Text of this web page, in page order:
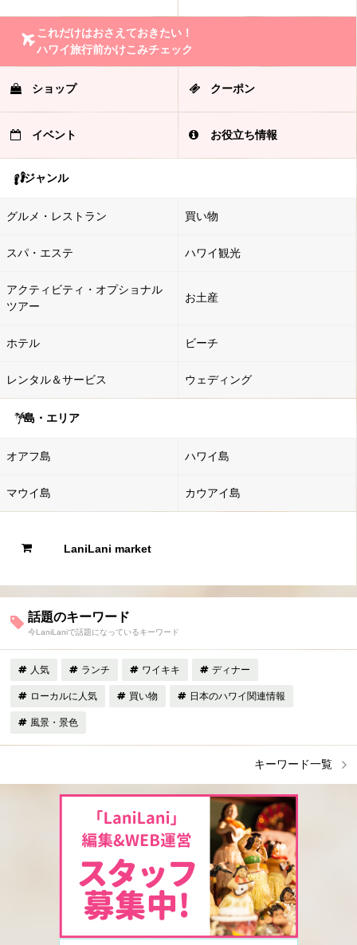
これだけはおさえておきたい！
ハワイ旅行前かけこみチェック
ショップ クーポン
イベント お役立ち情報
ジャンル
グルメ・レストラン 買い物
スパ・エステ ハワイ観光
アクティビティ・オプショナル
ツアー
お土産
ホテル ビーチ
レンタル＆サービス ウェディング
島・エリア
オアフ島 ハワイ島
マウイ島 カウアイ島
LaniLani market
話題のキーワード
今LaniLaniで話題になっているキーワード
人気 ランチ ワイキキ ディナー
ローカルに人気 買い物 日本のハワイ関連情報
風景・景色
キーワード一覧